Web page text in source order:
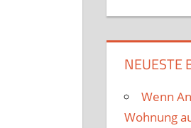
NEUESTE
Wenn
Wohnung